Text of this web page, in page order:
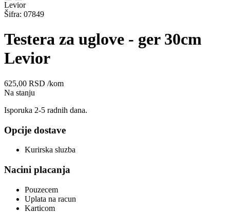
Levior
Šifra: 07849
Testera za uglove - ger 30cm
Levior
625,00 RSD /kom
Na stanju
Isporuka 2-5 radnih dana.
Opcije dostave
Kurirska sluzba
Nacini placanja
Pouzecem
Uplata na racun
Karticom